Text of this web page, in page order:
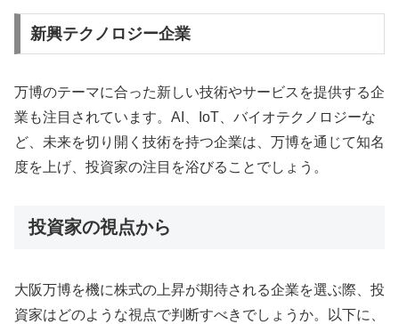
新興テクノロジー企業
万博のテーマに合った新しい技術やサービスを提供する企
業も注目されています。AI、IoT、バイオテクノロジーな
ど、未来を切り開く技術を持つ企業は、万博を通じて知名
度を上げ、投資家の注目を浴びることでしょう。
投資家の視点から
大阪万博を機に株式の上昇が期待される企業を選ぶ際、投
資家はどのような視点で判断すべきでしょうか。以下に、